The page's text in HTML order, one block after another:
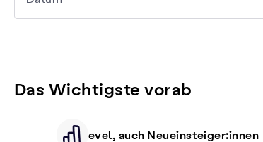
Das Wichtigste vorab
Alle Level, auch Neueinsteiger:innen